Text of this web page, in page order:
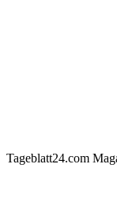
Tageblatt24.com